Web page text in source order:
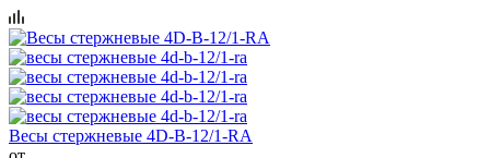
Весы стержневые 4D-B-12/1-RA